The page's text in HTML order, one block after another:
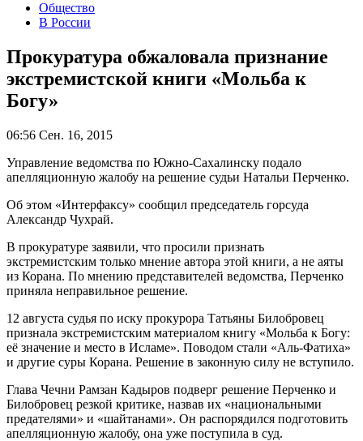
Общество
В России
Прокуратура обжаловала признание
экстремистской книги «Мольба к
Богу»
06:56 Сен. 16, 2015
Управление ведомства по Южно-Сахалинску подало
апелляционную жалобу на решение судьи Натальи Перченко.
Об этом «Интерфаксу» сообщил председатель горсуда
Александр Чухрай.
В прокуратуре заявили, что просили признать
экстремистским только мнение автора этой книги, а не аяты
из Корана. По мнению представителей ведомства, Перченко
приняла неправильное решение.
12 августа судья по иску прокурора Татьяны Билобровец
признала экстремистским материалом книгу «Мольба к Богу:
её значение и место в Исламе». Поводом стали «Аль-Фатиха»
и другие суры Корана. Решение в законную силу не вступило.
Глава Чечни Рамзан Кадыров подверг решение Перченко и
Билобровец резкой критике, назвав их «национальными
предателями» и «шайтанами». Он распорядился подготовить
апелляционную жалобу, она уже поступила в суд.